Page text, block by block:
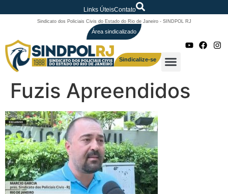
Links ÚteisContato
Sindicato dos Policiais Civis do Estado do Rio de Janeiro - SINDPOL RJ
Área sindicalizado
Sindicalize-se
Fuzis Apreendidos